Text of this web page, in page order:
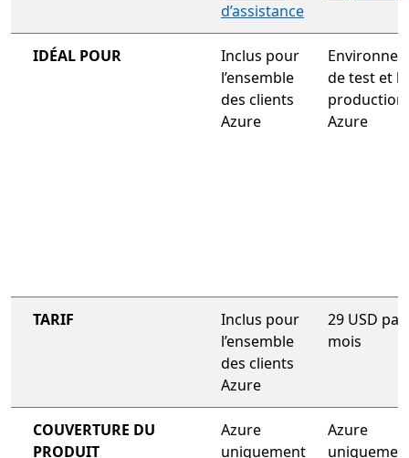
d’assistance
IDÉAL POUR
Inclus pour
l’ensemble
des clients
Azure
de test et
production
Azure
TARIF
Inclus pour
l’ensemble
des clients
Azure
29 USD par
mois
COUVERTURE DU
PRODUIT
Azure
uniquement
Azure